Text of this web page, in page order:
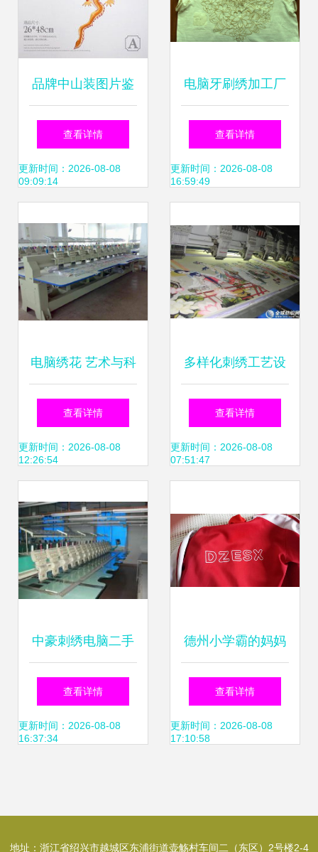
品牌中山装图片鉴
赏 电脑绣花工艺的
精湛之美
查看详情
更新时间：2026-08-08
09:09:14
电脑牙刷绣加工厂
推荐 以诚信为本，
品质为先——专业
查看详情
更新时间：2026-08-08
16:59:49
电脑绣花 艺术与科
技的完美交织
查看详情
更新时间：2026-08-08
12:26:54
多样化刺绣工艺设
备的创新工厂与批
发选择——全球纺
查看详情
更新时间：2026-08-08
07:51:47
中豪刺绣电脑二手
机交易市场-广州市
增城新塘汇美工业
查看详情
更新时间：2026-08-08
16:37:34
德州小学霸的妈妈
们为何都在寻找“绣
自己学校”校徽？以
查看详情
更新时间：2026-08-08
17:10:58
地址：浙江省绍兴市越城区东浦街道壶觞村车间二（东区）2号楼2-4